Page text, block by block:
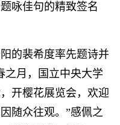
咏佳句的精致签名
的裴希度率先题诗并
之月，国立中央大学
开樱花展览会，欢迎
随众往观。”感佩之